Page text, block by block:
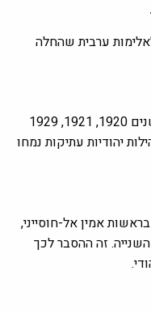
1948 כהמשך לאלימות ערבית שהחלה
תזכורת לתקיפות ופרעות נגד יהודים בשנים 1920, 1921, 1929
(1936–1939). קהילות יהודיות עתיקות נמחו
אמין אל-חוסייני,
זה ההסבר לכך